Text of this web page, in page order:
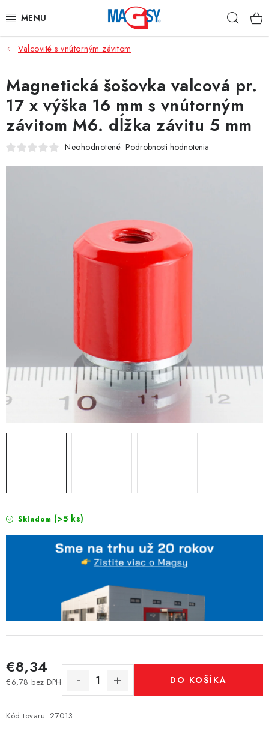
na
HLAVNÉ KATEGÓRIE
MAGNETICKÉ POMÔCKY
PRIEMYSELNÉ MAGNETY
OSTATNÉ MAGNETY
Odstúpenie od zmluvy
Valcovité s vnútorným závitom
Skladom (>5 ks)
€8,34
€6,78 bez DPH
Jednotková cena:
DO KOŠÍKA
Kód tovaru: 27013
Magnetická šošovka valcová pr.
17 x výška 16 mm s vnútorným
závitom M6. dĺžka závitu 5 mm
Neohodnotené Podrobnosti hodnotenia